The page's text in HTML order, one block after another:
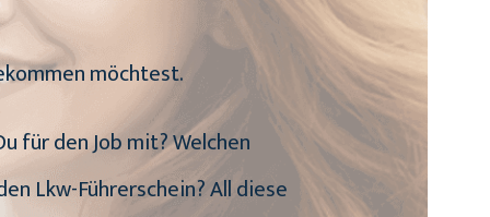
möchtest.
für den Job mit? Welchen
Lkw-Führerschein? All diese